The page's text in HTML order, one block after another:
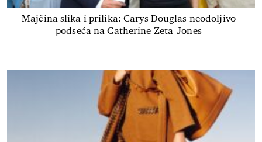
Majčina slika i prilika: Carys Douglas neodoljivo
podseća na Catherine Zeta-Jones